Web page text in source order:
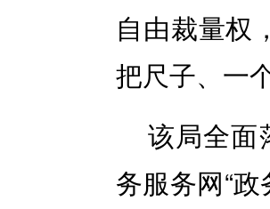
自由裁量权
把尺子、一
该局全面
务服务网“